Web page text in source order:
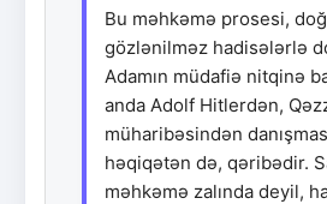
Bu məhkəmə prosesi,
gözlənilməz hadisələrlə
Adamın müdafiə nitqinə
anda Adolf Hitlerdən,
müharibəsindən
həqiqətən də, qəribədir.
məhkəmə zalında deyil,